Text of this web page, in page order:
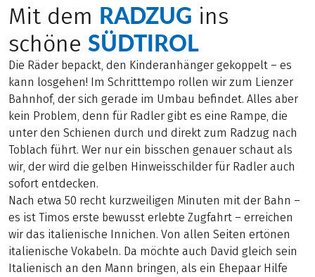
Mit dem RADZUG ins
schöne SÜDTIROL
Die Räder bepackt, den Kinderanhänger gekoppelt – es
kann losgehen! Im Schritttempo rollen wir zum Lienzer
Bahnhof, der sich gerade im Umbau befindet. Alles aber
kein Problem, denn für Radler gibt es eine Rampe, die
unter den Schienen durch und direkt zum Radzug nach
Toblach führt. Wer nur ein bisschen genauer schaut als
wir, der wird die gelben Hinweisschilder für Radler auch
sofort entdecken.
Nach etwa 50 recht kurzweiligen Minuten mit der Bahn –
es ist Timos erste bewusst erlebte Zugfahrt – erreichen
wir das italienische Innichen. Von allen Seiten ertönen
italienische Vokabeln. Da möchte auch David gleich sein
Italienisch an den Mann bringen, als ein Ehepaar Hilfe